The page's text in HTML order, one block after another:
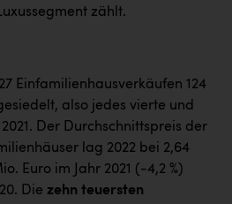
zählt.
Einfamilienhausverkäufen 124
also jedes vierte und
Der Durchschnittspreis der
lag 2022 bei 2,64
Euro im Jahr 2021 (-4,2 %)
Die zehn teuersten